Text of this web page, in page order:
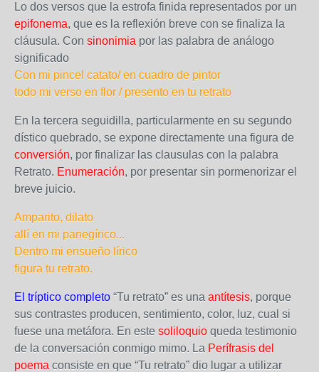
Lo dos versos que la estrofa finida representados por un
epifonema, que es la reflexión breve con se finaliza la
cláusula. Con sinonimia por las palabra de análogo
significado
Con mi pincel catato/ en cuadro de pintor
todo mi verso en flor / presento en tu retrato
En la tercera seguidilla, particularmente en su segundo
dístico quebrado, se expone directamente una figura de
conversión, por finalizar las clausulas con la palabra
Retrato. Enumeración, por presentar sin pormenorizar el
breve juicio.
Amparito, dilato
allí en mi panegírico...
Dentro mi ensueño lírico
figura tu retrato.
El tríptico completo “Tu retrato” es una antítesis, porque
sus contrastes producen, sentimiento, color, luz, cual si
fuese una metáfora. En este soliloquio queda testimonio
de la conversación conmigo mimo. La Perífrasis del
poema consiste en que “Tu retrato” dio lugar a utilizar